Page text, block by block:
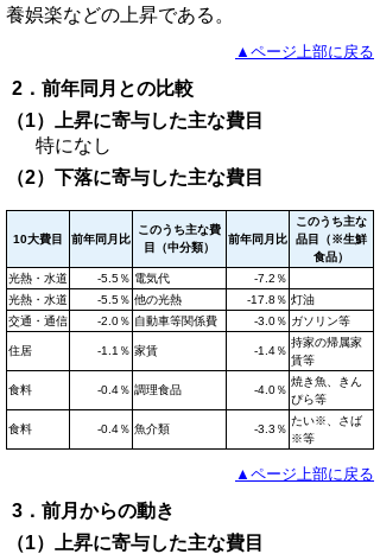
養娯楽などの上昇である。
▲ページ上部に戻る
2．前年同月との比較
（1）上昇に寄与した主な費目
特になし
（2）下落に寄与した主な費目
10大費目 前年同月比
このうち主な費
目（中分類）
前年同月比
このうち主な
品目（※生鮮
食品）
光熱・水道
-5.5％ 電気代
-7.2％
光熱・水道
-5.5％ 他の光熱 -17.8％ 灯油
交通・通信
-2.0％ 自動車等関係費 -3.0％ ガソリン等
住居 -1.1％ 家賃 -1.4％
持家の帰属家
賃等
食料 -0.4％ 調理食品 -4.0％
焼き魚、きん
ぴら等
食料 -0.4％ 魚介類 -3.3％
たい※、さば
※等
▲ページ上部に戻る
3．前月からの動き
（1）上昇に寄与した主な費目